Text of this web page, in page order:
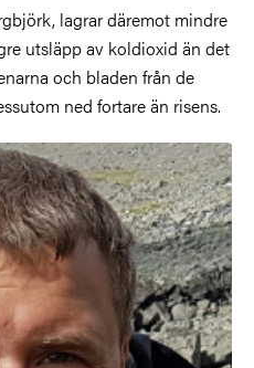
lagrar däremot mindre
utsläpp av koldioxid än det
och bladen från de
ned fortare än risens.